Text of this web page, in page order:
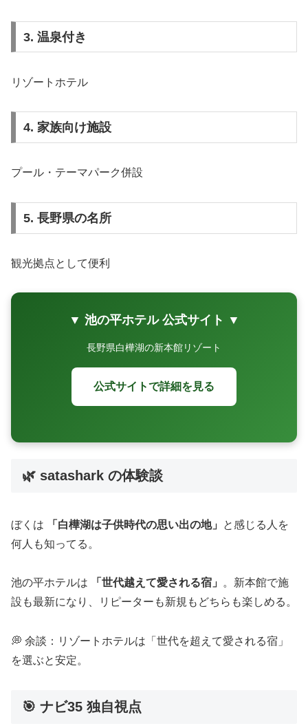
3. 温泉付き
リゾートホテル
4. 家族向け施設
プール・テーマパーク併設
5. 長野県の名所
観光拠点として便利
▼ 池の平ホテル 公式サイト ▼
長野県白樺湖の新本館リゾート
公式サイトで詳細を見る
🌿 satashark の体験談
ぼくは 「白樺湖は子供時代の思い出の地」
と感じる人を
何人も知ってる。
池の平ホテルは 「世代越えて愛される宿」
。新本館で施
設も最新になり、リピーターも新規もどちらも楽しめる。
💭 余談：リゾートホテルは「世代を超えて愛される宿」
を選ぶと安定。
🎯 ナビ35 独自視点